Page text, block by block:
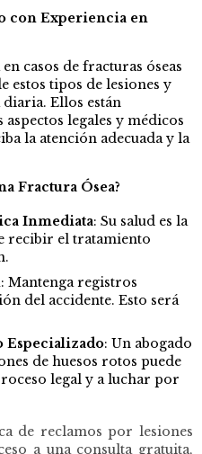
con Experiencia en
casos de fracturas óseas
estos tipos de lesiones y
Ellos están
legales y médicos
la atención adecuada y la
Fractura Ósea?
Inmediata: Su salud es la
recibir el tratamiento
: Mantenga registros
del accidente. Esto será
Especializado: Un abogado
de huesos rotos puede
legal y a luchar por
de reclamos por lesiones
a una consulta gratuita,